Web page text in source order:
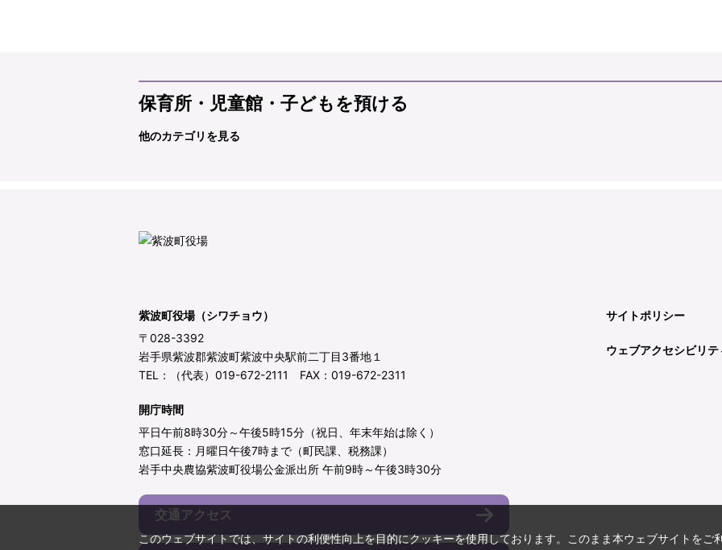
保育所・児童館・子どもを預ける
他のカテゴリを見る
紫波町役場（シワチョウ）
〒028-3392
岩手県紫波郡紫波町紫波中央駅前二丁目3番地１
TEL：（代表）019-672-2111 FAX：019-672-2311
開庁時間
平日午前8時30分～午後5時15分（祝日、年末年始は除く）
窓口延長：月曜日午後7時まで（町民課、税務課）
岩手中央農協紫波町役場公金派出所 午前9時～午後3時30分
交通アクセス
サイトポリシー
ウェブアクセシビリテ
このウェブサイトでは、サイトの利便性向上を目的にクッキーを使用しております。このまま本ウェブサイトをご